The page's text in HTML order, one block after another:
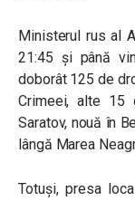
Ministerul rus al
21:45 și până
doborât 125 de
Crimeei, alte 15
Saratov, nouă în
lângă Marea
Totuși, presa